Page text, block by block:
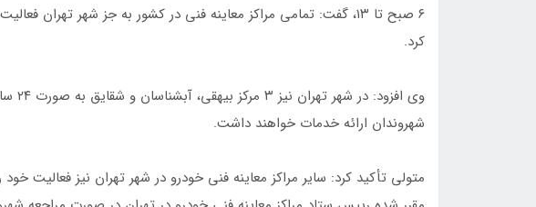
کرد.
وی
شهروندان ارائه خدمات خواهند داشت.